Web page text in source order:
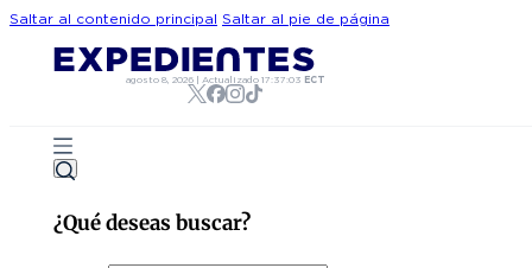
Saltar al contenido principal Saltar al pie de página
agosto 8, 2026 |Actualizado17:37:03 ECT
¿Qué deseas buscar?